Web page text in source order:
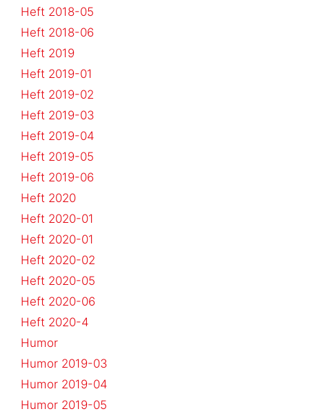
Heft 2018-05
Heft 2018-06
Heft 2019
Heft 2019-01
Heft 2019-02
Heft 2019-03
Heft 2019-04
Heft 2019-05
Heft 2019-06
Heft 2020
Heft 2020-01
Heft 2020-01
Heft 2020-02
Heft 2020-05
Heft 2020-06
Heft 2020-4
Humor
Humor 2019-03
Humor 2019-04
Humor 2019-05